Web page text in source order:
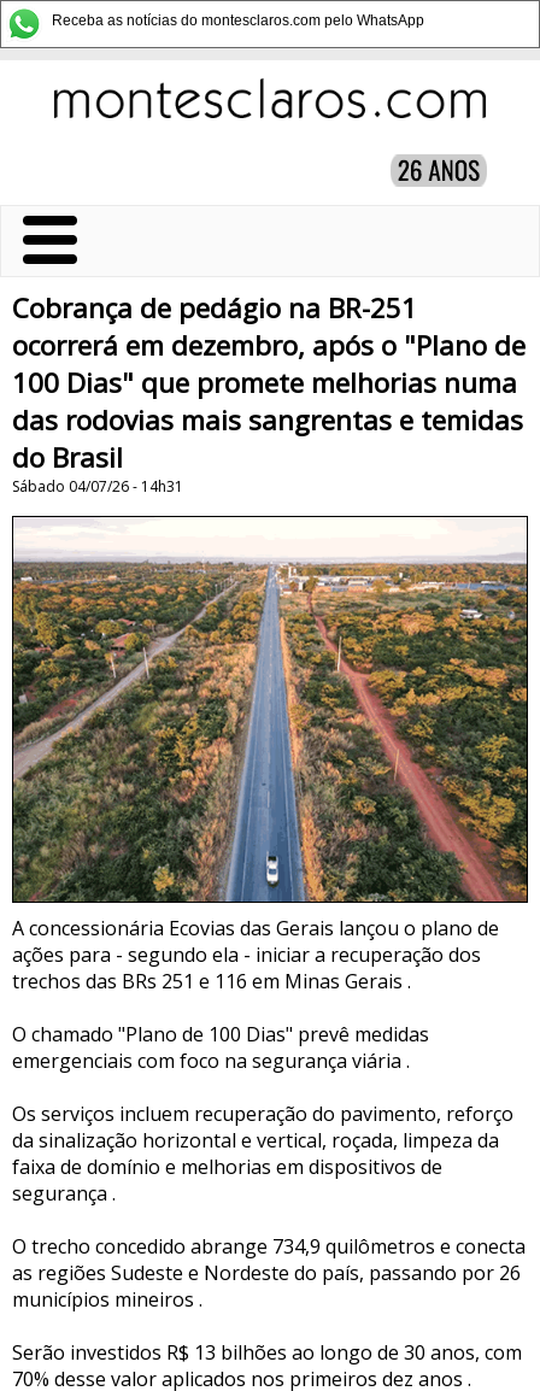
Receba as notícias do montesclaros.com pelo WhatsApp
Cobrança de pedágio na BR-251
ocorrerá em dezembro, após o "Plano de
100 Dias" que promete melhorias numa
das rodovias mais sangrentas e temidas
do Brasil
Sábado 04/07/26 - 14h31
A concessionária Ecovias das Gerais lançou o plano de
ações para - segundo ela - iniciar a recuperação dos
trechos das BRs 251 e 116 em Minas Gerais .
O chamado "Plano de 100 Dias" prevê medidas
emergenciais com foco na segurança viária .
Os serviços incluem recuperação do pavimento, reforço
da sinalização horizontal e vertical, roçada, limpeza da
faixa de domínio e melhorias em dispositivos de
segurança .
O trecho concedido abrange 734,9 quilômetros e conecta
as regiões Sudeste e Nordeste do país, passando por 26
municípios mineiros .
Serão investidos R$ 13 bilhões ao longo de 30 anos, com
70% desse valor aplicados nos primeiros dez anos .